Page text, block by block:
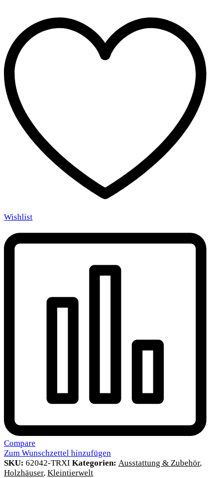
Wishlist
Compare
Zum Wunschzettel hinzufügen
SKU: 62042-TRXI Kategorien: Ausstattung & Zubehör,
Holzhäuser, Kleintierwelt